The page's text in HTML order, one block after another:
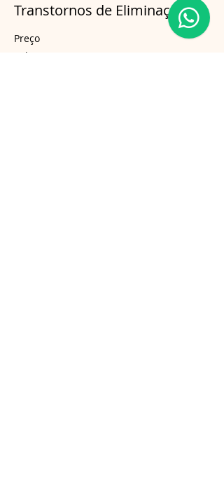
Transtornos de Eliminação
Preço
R$ 150,00